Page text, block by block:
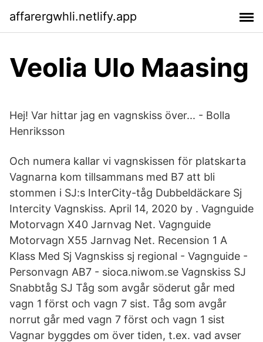
affarergwhli.netlify.app
Veolia Ulo Maasing
Hej! Var hittar jag en vagnskiss över... - Bolla
Henriksson
Och numera kallar vi vagnskissen för platskarta
Vagnarna kom tillsammans med B7 att bli
stommen i SJ:s InterCity-tåg Dubbeldäckare Sj
Intercity Vagnskiss. April 14, 2020 by . Vagnguide
Motorvagn X40 Jarnvag Net. Vagnguide
Motorvagn X55 Jarnvag Net. Recension 1 A
Klass Med Sj Vagnskiss sj regional - Vagnguide -
Personvagn AB7 - sioca.niwom.se Vagnskiss SJ
Snabbtåg SJ Tåg som avgår söderut går med
vagn 1 först och vagn 7 sist. Tåg som avgår
norrut går med vagn 7 först och vagn 1 sist
Vagnar byggdes om över tiden, t.ex. vad avser